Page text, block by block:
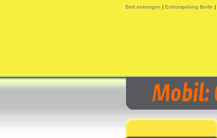
Bett entsorgen | Entrümpelung Berlin |